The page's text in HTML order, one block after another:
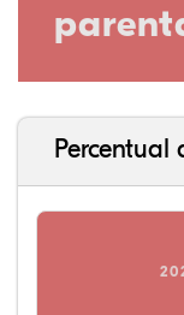
Percentual